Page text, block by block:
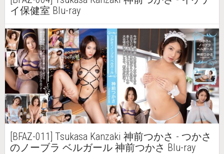
イ保健室 Blu-ray
[BFAZ-011] Tsukasa Kanzaki 神前つかさ - つかさ
のノーブラ ベルガール 神前つかさ Blu-ray